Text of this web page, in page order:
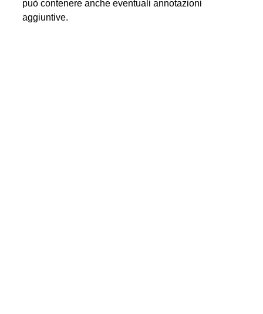
può contenere anche eventuali annotazioni
aggiuntive.